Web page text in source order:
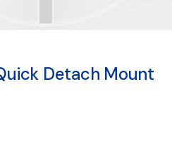
Detach Mount